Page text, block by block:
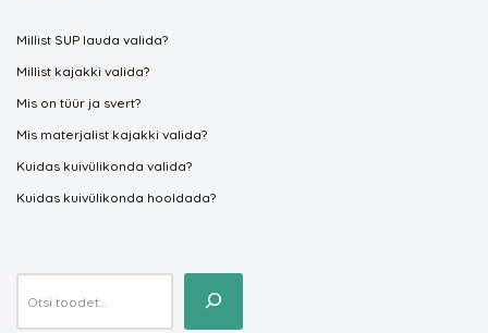
Millist SUP lauda valida?
Millist kajakki valida?
Mis on tüür ja svert?
Mis materjalist kajakki valida?
Kuidas kuivülikonda valida?
Kuidas kuivülikonda hooldada?